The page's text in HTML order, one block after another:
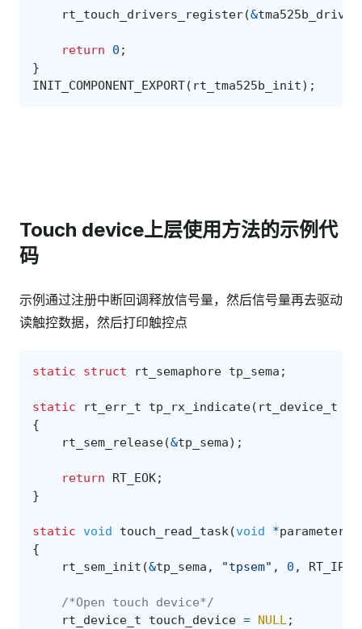
rt_touch_drivers_register(&tma525b_driver
return 0 ;
}
INIT_COMPONENT_EXPORT( rt_tma525b_init);
Touch device上层使用方法的示例代
码
示例通过注册中断回调释放信号量，然后信号量再去驱动
读触控数据，然后打印触控点
static struct rt_semaphore tp_sema ;
static rt_err_t tp_rx_indicate( rt_device_t
{
rt_sem_release(&tp_sema);
return RT_EOK;
}
static void touch_read_task(void *parameter
{
rt_sem_init (&tp_sema , "tpsem" , 0 ,
/*Open touch device*/
rt_device_t
touch_device = NULL;